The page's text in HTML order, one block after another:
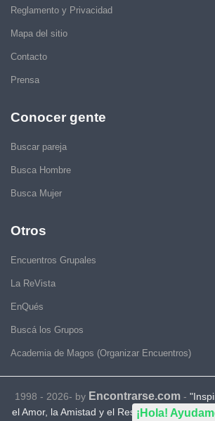
¡Hola!
Reglamento y Privacidad
Mapa del sitio
Contacto
Prensa
Conocer gente
Buscar pareja
Busca Hombre
Busca Mujer
Otros
Encuentros Grupales
La ReVista
EnQués
Buscá los Grupos
Academia de Magos (Organizar Encuentros)
1998 - 2026- by Encontrarse.com-
el Amor, la Amistad y el Respeto, motivamos